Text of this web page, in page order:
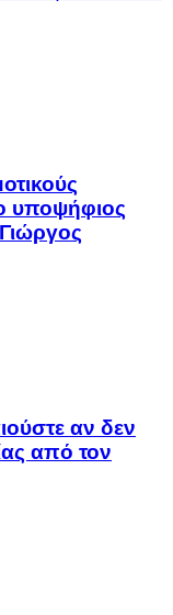
υποψήφιος
αν δεν
από τον